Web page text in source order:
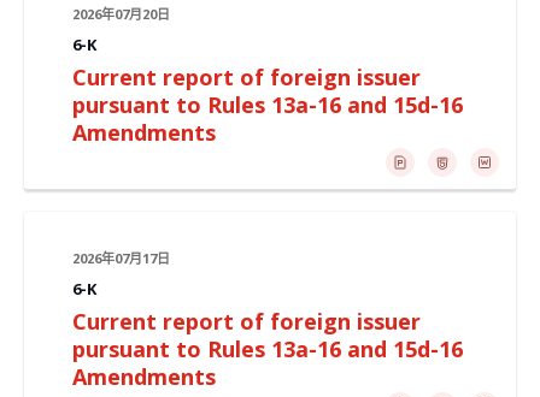
2026年07月20日
6-K
Current report of foreign issuer
pursuant to Rules 13a-16 and 15d-16
Amendments
2026年07月17日
6-K
Current report of foreign issuer
pursuant to Rules 13a-16 and 15d-16
Amendments